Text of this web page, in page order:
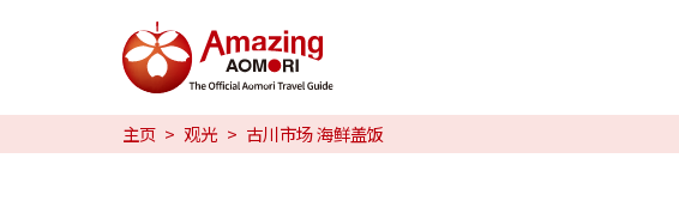
特辑
日本魅力
主页 观光 古川市场 海鲜盖饭